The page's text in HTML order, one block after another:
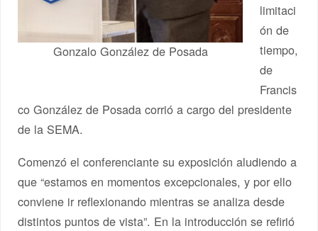
Gonzalo González de Posada
limitaci
ón de
tiempo,
de
Francis
co González de Posada corrió a cargo del presidente
de la SEMA.
Comenzó el conferenciante su exposición aludiendo a
que “estamos en momentos excepcionales, y por ello
conviene ir reflexionando mientras se analiza desde
distintos puntos de vista”. En la introducción se refirió